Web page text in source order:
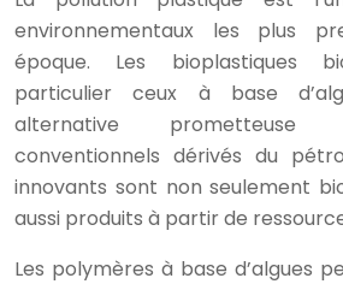
environnementaux les plus
époque. Les bioplastiques
particulier ceux à base
alternative prometteuse
conventionnels dérivés du
innovants sont non seulement
aussi produits à partir de
Les polymères à base d’algues